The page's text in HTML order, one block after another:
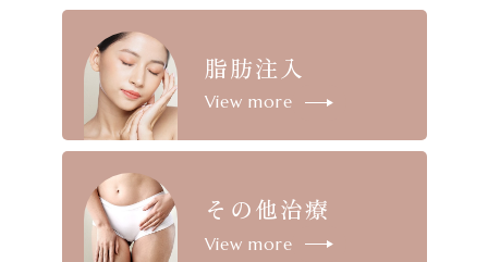
脂肪注入
View more
その他治療
View more